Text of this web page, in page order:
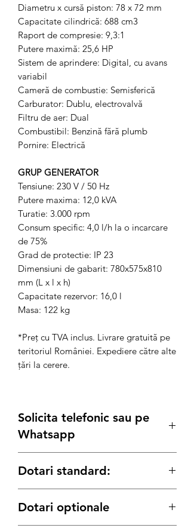
Diametru x cursă piston: 78 x 72 mm
Capacitate cilindrică: 688 cm3
Raport de compresie: 9,3:1
Putere maximă: 25,6 HP
Sistem de aprindere: Digital, cu avans
variabil
Cameră de combustie: Semisferică
Carburator: Dublu, electrovalvă
Filtru de aer: Dual
Combustibil: Benzină fără plumb
Pornire: Electrică
GRUP GENERATOR
Tensiune: 230 V / 50 Hz
Putere maxima: 12,0 kVA
Turatie: 3.000 rpm
Consum specific: 4,0 l/h la o incarcare
de 75%
Grad de protectie: IP 23
Dimensiuni de gabarit: 780x575x810
mm (L x l x h)
Capacitate rezervor: 16,0 l
Masa: 122 kg
*Preț cu TVA inclus. Livrare gratuită pe
teritoriul României. Expediere către alte
țări la cerere.
Solicita telefonic sau pe
Whatsapp
SEAP/SICAP sau Rateprin TBI si carduri
Tel:0739 61 22 88/
Email:contact@generatoare.eu
Dotari standard:
O priză monofazata schuko 16 A
Dotari optionale